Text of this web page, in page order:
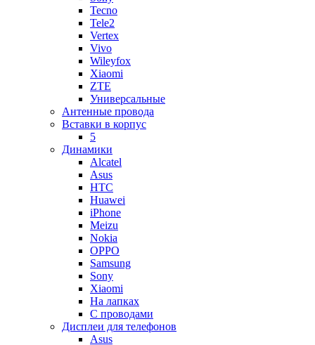
Tecno
Tele2
Vertex
Vivo
Wileyfox
Xiaomi
ZTE
Универсальные
Антенные провода
Вставки в корпус
5
Динамики
Alcatel
Asus
HTC
Huawei
iPhone
Meizu
Nokia
OPPO
Samsung
Sony
Xiaomi
На лапках
С проводами
Дисплеи для телефонов
Asus